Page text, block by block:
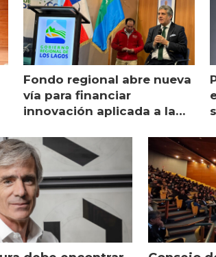
Fondo regional abre nueva
vía para financiar
innovación aplicada a la